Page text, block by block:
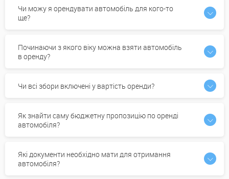
Чи можу я орендувати автомобіль для кого-то
ще?
Починаючи з якого віку можна взяти автомобіль
в оренду?
Чи всі збори включені у вартість оренди?
Як знайти саму бюджетну пропозицію по оренді
автомобіля?
Які документи необхідно мати для отримання
автомобіля?